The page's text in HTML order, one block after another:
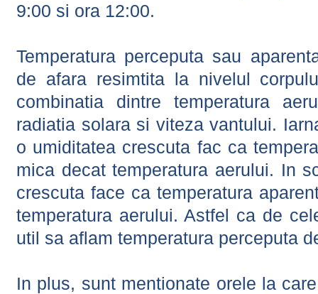
9:00 si ora 12:00.
Temperatura perceputa sau
de afara resimtita la nivelul
combinatia dintre temperatura
radiatia solara si viteza vantului.
o umiditatea crescuta fac ca
mica decat temperatura aerului. In
crescuta face ca temperatura
temperatura aerului. Astfel ca de
util sa aflam temperatura perceputa
In plus, sunt mentionate orele la